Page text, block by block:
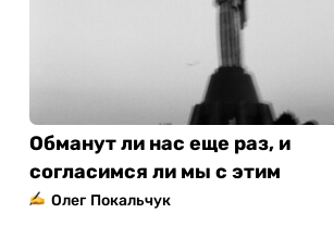
Обманут ли нас еще раз, и
согласимся ли мы с этим
Олег Покальчук